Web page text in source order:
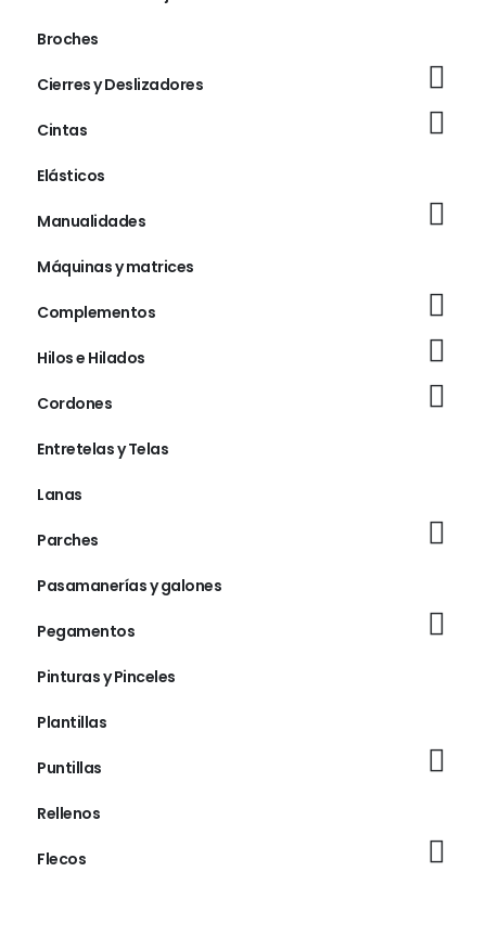
Broches
Cierres y Deslizadores
Cintas
Elásticos
Manualidades
Máquinas y matrices
Complementos
Hilos e Hilados
Cordones
Entretelas y Telas
Lanas
Parches
Pasamanerías y galones
Pegamentos
Pinturas y Pinceles
Plantillas
Puntillas
Rellenos
Flecos